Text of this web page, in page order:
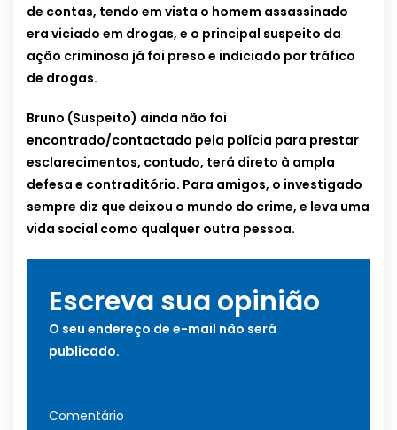
de contas, tendo em vista o homem assassinado
era viciado em drogas, e o principal suspeito da
ação criminosa já foi preso e indiciado por tráfico
de drogas.
Bruno (Suspeito) ainda não foi
encontrado/contactado pela polícia para prestar
esclarecimentos, contudo, terá direto à ampla
defesa e contraditório. Para amigos, o investigado
sempre diz que deixou o mundo do crime, e leva uma
vida social como qualquer outra pessoa.
Escreva sua opinião
O seu endereço de e-mail não será
publicado.
Comentário